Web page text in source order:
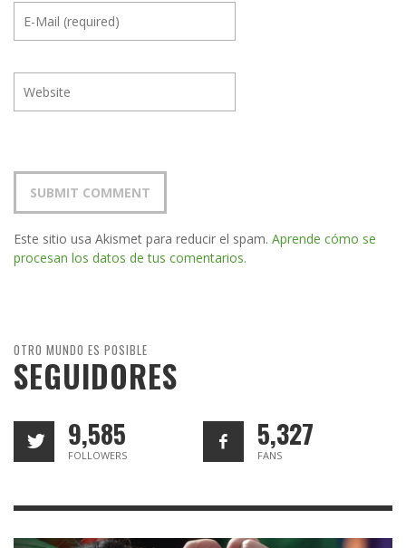
Este sitio usa Akismet para reducir el spam. Aprende cómo se
procesan los datos de tus comentarios.
OTRO MUNDO ES POSIBLE
SEGUIDORES
9,585
FOLLOWERS
5,327
FANS